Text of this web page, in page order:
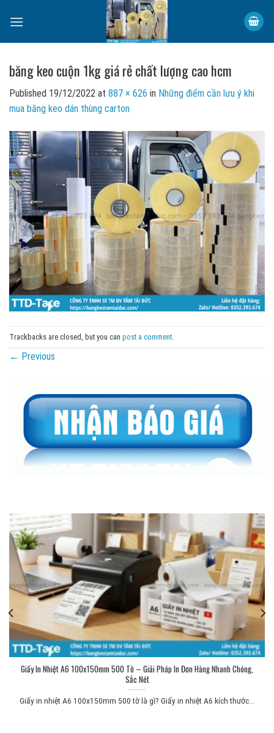
băng keo cuộn 1kg giá rẻ chất lượng cao hcm
Published 19/12/2022 at 887 × 626 in Những điểm cần lưu ý khi
mua băng keo dán thùng carton
Trackbacks are closed, but you can post a comment
← Previous
Giấy In Nhiệt A6 100x150mm 500 Tờ – Giải Pháp In Đơn Hàng Nhanh Chóng,
Sắc Nét
Giấy in nhiệt A6 100x150mm 500 tờ là gì? Giấy in nhiệt A6 kích thước...